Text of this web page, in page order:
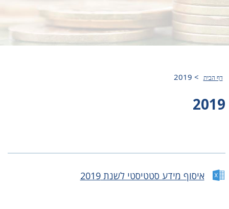
דף הבית >
2019
2019
איסוף מידע סטטיסטי לשנת 2019